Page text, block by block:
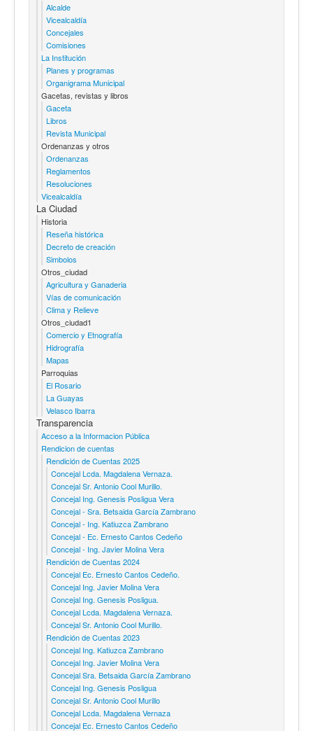
Alcalde
Vicealcaldía
Concejales
Comisiones
La Institución
Planes y programas
Organigrama Municipal
Gacetas, revistas y libros
Gaceta
Libros
Revista Municipal
Ordenanzas y otros
Ordenanzas
Reglamentos
Resoluciones
Vicealcaldía
La Ciudad
Historia
Reseña histórica
Decreto de creación
Simbolos
Otros_ciudad
Agricultura y Ganaderia
Vías de comunicación
Clima y Relieve
Otros_ciudad1
Comercio y Etnografía
Hidrografía
Mapas
Parroquias
El Rosario
La Guayas
Velasco Ibarra
Transparencia
Acceso a la Informacion Pública
Rendicion de cuentas
Rendición de Cuentas 2025
Concejal Lcda. Magdalena Vernaza.
Concejal Sr. Antonio Cool Murillo.
Concejal Ing. Genesis Posligua Vera
Concejal - Sra. Betsaida García Zambrano
Concejal - Ing. Katiuzca Zambrano
Concejal - Ec. Ernesto Cantos Cedeño
Concejal - Ing. Javier Molina Vera
Rendición de Cuentas 2024
Concejal Ec. Ernesto Cantos Cedeño.
Concejal Ing. Javier Molina Vera
Concejal Ing. Genesis Posligua.
Concejal Lcda. Magdalena Vernaza.
Concejal Sr. Antonio Cool Murillo.
Rendición de Cuentas 2023
Concejal Ing. Katiuzca Zambrano
Concejal Ing. Javier Molina Vera
Concejal Sra. Betsaida García Zambrano
Concejal Ing. Genesis Posligua
Concejal Sr. Antonio Cool Murillo
Concejal Lcda. Magdalena Vernaza
Concejal Ec. Ernesto Cantos Cedeño